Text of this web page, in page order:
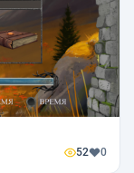
52 0